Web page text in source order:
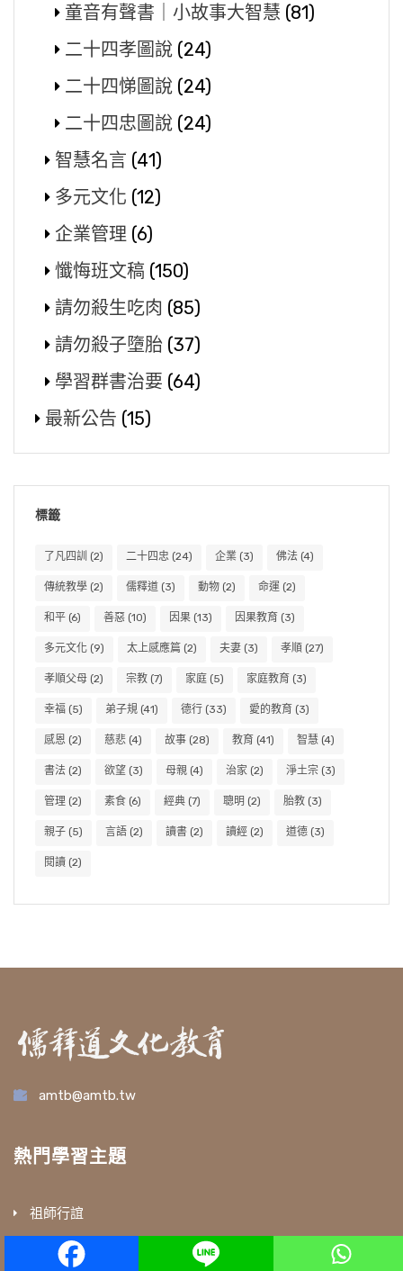
童音有聲書｜小故事大智慧 (81)
二十四孝圖說 (24)
二十四悌圖說 (24)
二十四忠圖說 (24)
智慧名言 (41)
多元文化 (12)
企業管理 (6)
懺悔班文稿 (150)
請勿殺生吃肉 (85)
請勿殺子墮胎 (37)
學習群書治要 (64)
最新公告 (15)
標籤
了凡四訓 (2) 二十四忠 (24) 企業 (3) 佛法 (4)
傳統教學 (2) 儒釋道 (3) 動物 (2) 命運 (2)
和平 (6) 善惡 (10) 因果 (13) 因果教育 (3)
多元文化 (9) 太上感應篇 (2) 夫妻 (3) 孝順 (27)
孝順父母 (2) 宗教 (7) 家庭 (5) 家庭教育 (3)
幸福 (5) 弟子規 (41) 德行 (33) 愛的教育 (3)
感恩 (2) 慈悲 (4) 故事 (28) 教育 (41) 智慧 (4)
書法 (2) 欲望 (3) 母親 (4) 治家 (2) 淨土宗 (3)
管理 (2) 素食 (6) 經典 (7) 聰明 (2) 胎教 (3)
親子 (5) 言語 (2) 讀書 (2) 讀經 (2) 道德 (3)
閱讀 (2)
amtb@amtb.tw
熱門學習主題
祖師行誼
因果教育